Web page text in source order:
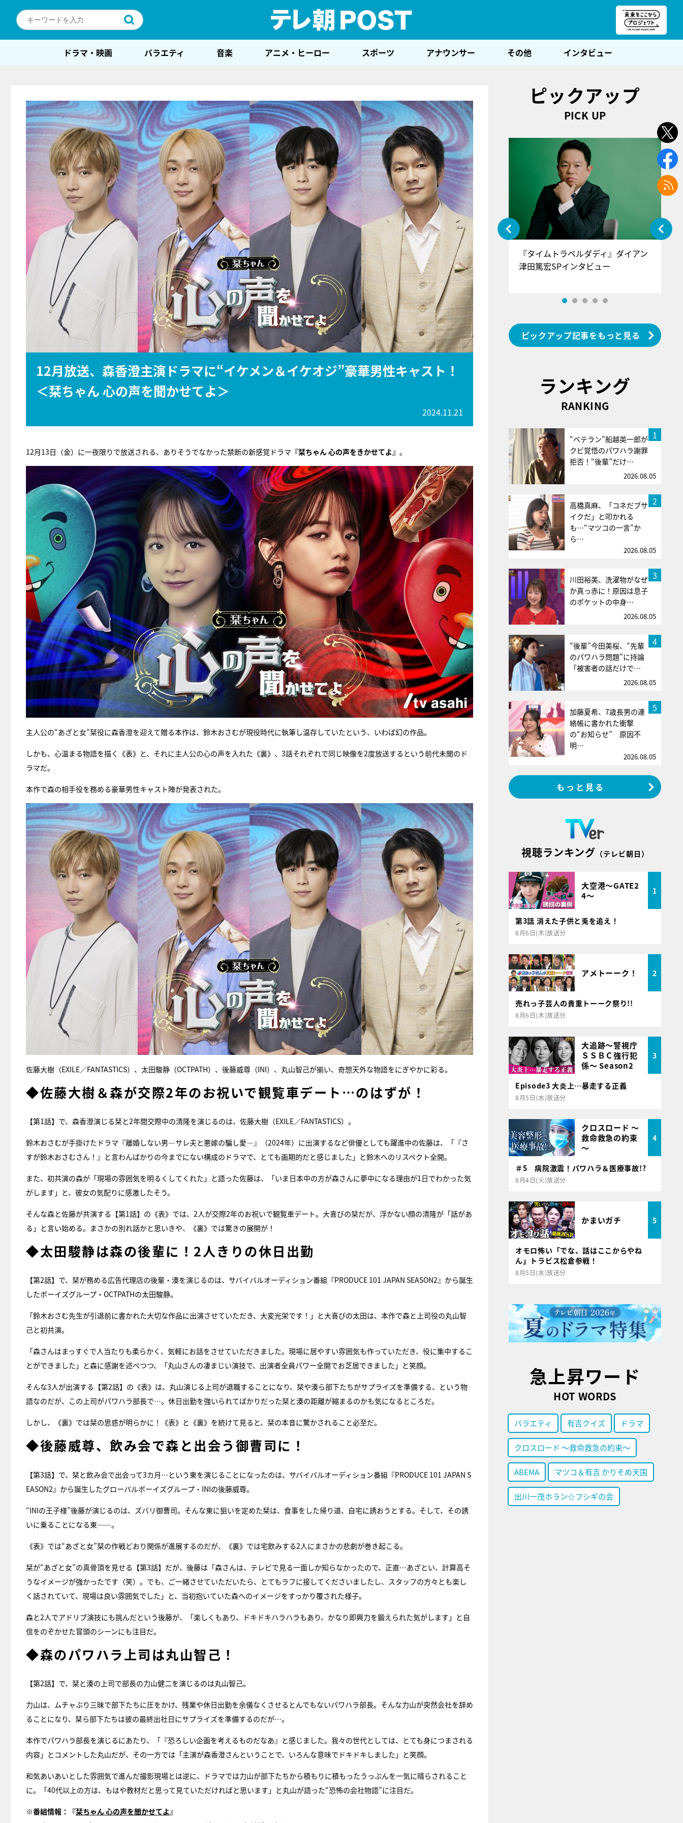
ドラマ・映画 バラエティ 音楽 アニメ・ヒーロー スポーツ アナウンサー その他 インタビュー
12月放送、森香澄主演ドラマに“イケメン＆イケオジ”豪華男性キャスト！
＜栞ちゃん 心の声を聞かせてよ＞
2024.11.21
12月13日（金）に一夜限りで放送される、ありそうでなかった禁断の新感覚ドラマ 『栞ちゃん 心の声をきかせてよ』 。
主人公の“あざと女”栞役に森香澄を迎えて贈る本作は、鈴木おさむが現役時代に執筆し温存していたという、いわば幻の作品。
しかも、心温まる物語を描く《表》と、それに主人公の心の声を入れた《裏》、3話それぞれで同じ映像を2度放送するという前代未聞のド
ラマだ。
本作で森の相手役を務める豪華男性キャスト陣が発表された。
佐藤大樹（EXILE／FANTASTICS）、太田駿静（OCTPATH）、後藤威尊（INI）、丸山智己が揃い、奇想天外な物語をにぎやかに彩る。
◆佐藤大樹＆森が交際2年のお祝いで観覧車デート…のはずが！
【第1話】で、森香澄演じる栞と2年間交際中の清隆を演じるのは、佐藤大樹（EXILE／FANTASTICS）。
鈴木おさむが手掛けたドラマ『離婚しない男―サレ夫と悪嫁の騙し愛―』（2024年）に出演するなど俳優としても躍進中の佐藤は、「『さ
すが鈴木おさむさん！』と言わんばかりの今までにない構成のドラマで、とても画期的だと感じました」と鈴木へのリスペクト全開。
また、初共演の森が「現場の雰囲気を明るくしてくれた」と語った佐藤は、「いま日本中の方が森さんに夢中になる理由が1日でわかった気
がします」と、彼女の気配りに感激したそう。
そんな森と佐藤が共演する【第1話】の《表》では、2人が交際2年のお祝いで観覧車デート。大喜びの栞だが、浮かない顔の清隆が「話があ
る」と言い始める。まさかの別れ話かと思いきや、《裏》では驚きの展開が！
◆太田駿静は森の後輩に！2人きりの休日出勤
【第2話】で、栞が務める広告代理店の後輩・湊を演じるのは、サバイバルオーディション番組『PRODUCE 101 JAPAN SEASON2』から誕生
したボーイズグループ・OCTPATHの太田駿静。
「鈴木おさむ先生が引退前に書かれた大切な作品に出演させていただき、大変光栄です！」と大喜びの太田は、本作で森と上司役の丸山智
己と初共演。
「森さんはまっすぐで人当たりも柔らかく、気軽にお話をさせていただきました。現場に居やすい雰囲気も作っていただき、役に集中するこ
とができました」と森に感謝を述べつつ、「丸山さんの凄まじい演技で、出演者全員パワー全開でお芝居できました」と笑顔。
そんな3人が出演する【第2話】の《表》は、丸山演じる上司が退職することになり、栞や湊ら部下たちがサプライズを準備する、という物
語なのだが、この上司がパワハラ部長で…。休日出勤を強いられてばかりだった栞と湊の距離が縮まるのかも気になるところだ。
しかし、《裏》では栞の思惑が明らかに！《表》と《裏》を続けて見ると、栞の本音に驚かされること必至だ。
◆後藤威尊、飲み会で森と出会う御曹司に！
【第3話】で、栞と飲み会で出会って3カ月…という東を演じることになったのは、サバイバルオーディション番組『PRODUCE 101 JAPAN S
EASON2』から誕生したグローバルボーイズグループ・INIの後藤威尊。
“INIの王子様”後藤が演じるのは、ズバリ御曹司。そんな東に狙いを定めた栞は、食事をした帰り道、自宅に誘おうとする。そして、その誘
いに乗ることになる東――。
《表》では“あざと女”栞の作戦どおり関係が進展するのだが、《裏》では宅飲みする2人にまさかの悲劇が巻き起こる。
栞が“あざと女”の真骨頂を見せる【第3話】だが、後藤は「森さんは、テレビで見る一面しか知らなかったので、正直…あざとい、計算高そ
うなイメージが強かったです（笑）。でも、ご一緒させていただいたら、とてもラフに接してくださいましたし、スタッフの方々とも楽し
く話されていて、現場は良い雰囲気でした」と、当初抱いていた森へのイメージをすっかり覆された様子。
森と2人でアドリブ演技にも挑んだという後藤が、「楽しくもあり、ドキドキハラハラもあり、かなり即興力を鍛えられた気がします」と自
信をのぞかせた冒頭のシーンにも注目だ。
◆森のパワハラ上司は丸山智己！
【第2話】で、栞と湊の上司で部長の力山健二を演じるのは丸山智己。
力山は、ムチャぶり三昧で部下たちに圧をかけ、残業や休日出勤を余儀なくさせるとんでもないパワハラ部長。そんな力山が突然会社を辞め
ることになり、栞ら部下たちは彼の最終出社日にサプライズを準備するのだが…。
本作でパワハラ部長を演じるにあたり、「『恐ろしい企画を考えるものだなあ』と感じました。我々の世代としては、とても身につまされる
内容」とコメントした丸山だが、その一方では「主演が森香澄さんということで、いろんな意味でドキドキしました」と笑顔。
和気あいあいとした雰囲気で進んだ撮影現場とは逆に、ドラマでは力山が部下たちから積もりに積もったうっぷんを一気に晴らされること
に。「40代以上の方は、もはや教材だと思って見ていただければと思います」と丸山が語った“恐怖の会社物語”に注目だ。
※番組情報：『栞ちゃん 心の声を聞かせてよ 』
ピックアップ
PICK UP
『アイ＝ラブ！げーみんぐ』＝LOV
E齋藤樹愛羅＆佐々木舞香SPインタ
ビュー
『タイムトラベルダディ』ダイアン
津田篤宏SPインタビュー
ピックアップ記事をもっと見る
ランキング
RANKING
1
“ベテラン”船越英一郎が
クビ覚悟のパワハラ謝罪
拒否！“後輩”だけ…
2026.08.05
2
高橋真麻、「コネだブサ
イクだ」と叩かれる
も…“マツコの一言”か
ら…
2026.08.05
3
川田裕美、洗濯物がなぜ
か真っ赤に！原因は息子
のポケットの中身…
2026.08.05
4
“後輩”今田美桜、“先輩
のパワハラ問題”に持論
「被害者の話だけで…
2026.08.05
5
加藤夏希、7歳長男の連
絡帳に書かれた衝撃
の“お知らせ” 原因不
明…
2026.08.05
もっと見る
視聴ランキング （テレビ朝日）
大空港～GATE2
4～
1
第3話 消えた子供と兎を追え！
8月6日(木)放送分
アメトーーク！ 2
売れっ子芸人の貴重トーーク祭り!!
8月6日(木)放送分
大追跡～警視庁
ＳＳＢＣ強行犯
係～ Season2
3
Episode3 大炎上…暴走する正義
8月5日(水)放送分
クロスロード ～
救命救急の約束
～
4
＃5 病院激震！パワハラ＆医療事故!?
8月4日(火)放送分
かまいガチ 5
オモロ怖い「でな、話はここからやね
ん」トラビス松倉参戦！
8月5日(水)放送分
急上昇ワード
HOT WORDS
バラエティ 有吉クイズ ドラマ
クロスロード ～救命救急の約束～
ABEMA マツコ＆有吉 かりそめ天国
出川一茂ホラン☆フシギの会